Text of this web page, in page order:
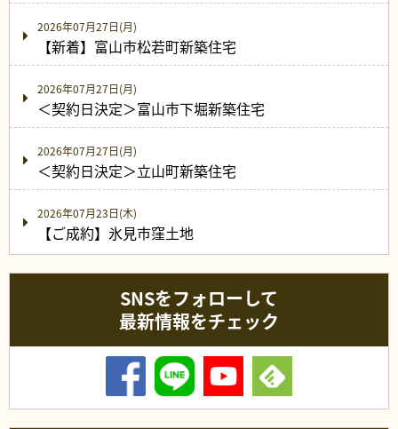
2026年07月27日(月)
【新着】富山市松若町新築住宅
2026年07月27日(月)
＜契約日決定＞富山市下堀新築住宅
2026年07月27日(月)
＜契約日決定＞立山町新築住宅
2026年07月23日(木)
【ご成約】氷見市窪土地
SNSをフォローして
最新情報をチェック